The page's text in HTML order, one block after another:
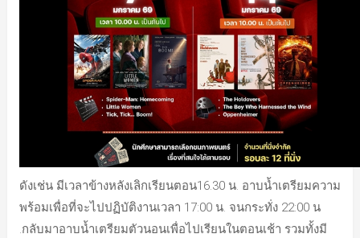
ดังเช่น มีเวลาข้างหลังเลิกเรียนตอน16.30 น. อาบน้ำเตรียมความ
พร้อมเพื่อที่จะไปปฏิบัติงานเวลา 17:00 น. จนกระทั่ง 22:00 น
.กลับมาอาบน้ำเตรียมตัวนอนเพื่อไปเรียนในตอนเช้า รวมทั้งมี